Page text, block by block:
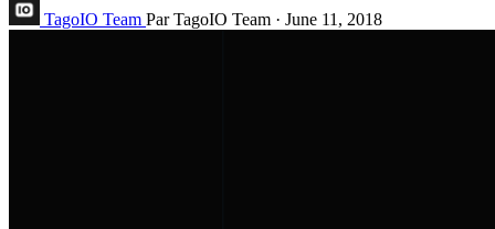
TagoIO Team Par TagoIO Team · June 11, 2018